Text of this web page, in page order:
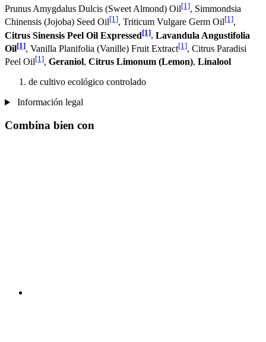
Prunus Amygdalus Dulcis (Sweet Almond) Oil[1], Simmondsia
Chinensis (Jojoba) Seed Oil[1], Triticum Vulgare Germ Oil[1],
Citrus Sinensis Peel Oil Expressed[1], Lavandula Angustifolia
Oil[1], Vanilla Planifolia (Vanille) Fruit Extract[1], Citrus Paradisi
Peel Oil[1], Geraniol, Citrus Limonum (Lemon), Linalool
de cultivo ecológico controlado
Información legal
Combina bien con